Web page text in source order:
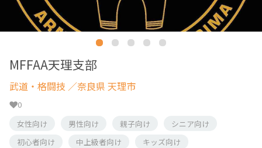
MFFAA天理支部
武道・格闘技 ／奈良県 天理市
0
女性向け
男性向け 親子向け
シニア向け
初心者向け
中上級者向け キッズ向け